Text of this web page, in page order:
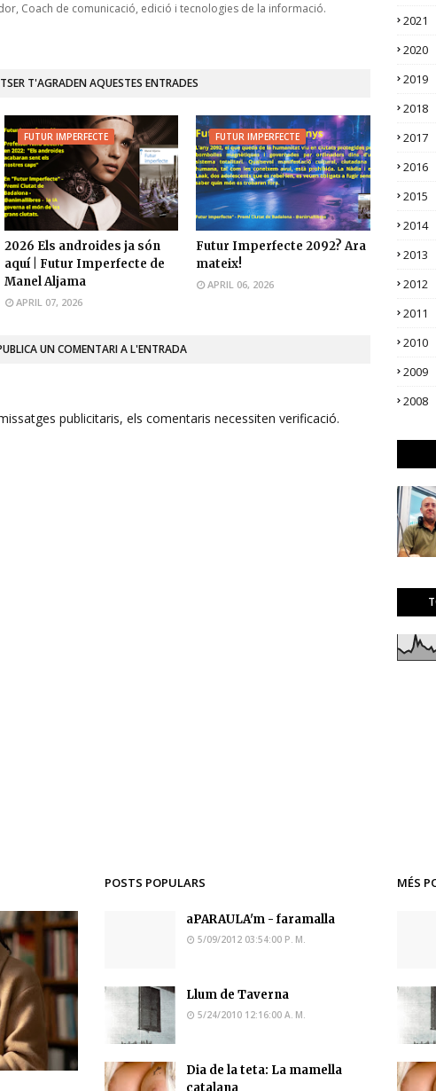
Coach de comunicació, edició i tecnologies de la informació.
T'AGRADEN AQUESTES ENTRADES
FUTUR IMPERFECTE
2026 Els androides ja són
aquí | Futur Imperfecte de
Manel Aljama
APRIL 07, 2026
FUTUR IMPERFECTE
Futur Imperfecte 2092? Ara
mateix!
APRIL 06, 2026
UN COMENTARI A L'ENTRADA
publicitaris, els comentaris necessiten verificació.
2021
2020
2019
2018
2017
2016
2015
2014
2013
2012
2011
2010
2009
2008
POSTS POPULARS
aPARAULA'm - faramalla
5/09/2012 03:54:00 P. M.
Llum de Taverna
5/24/2010 12:16:00 A. M.
Dia de la teta: La mamella
catalana
MÉS